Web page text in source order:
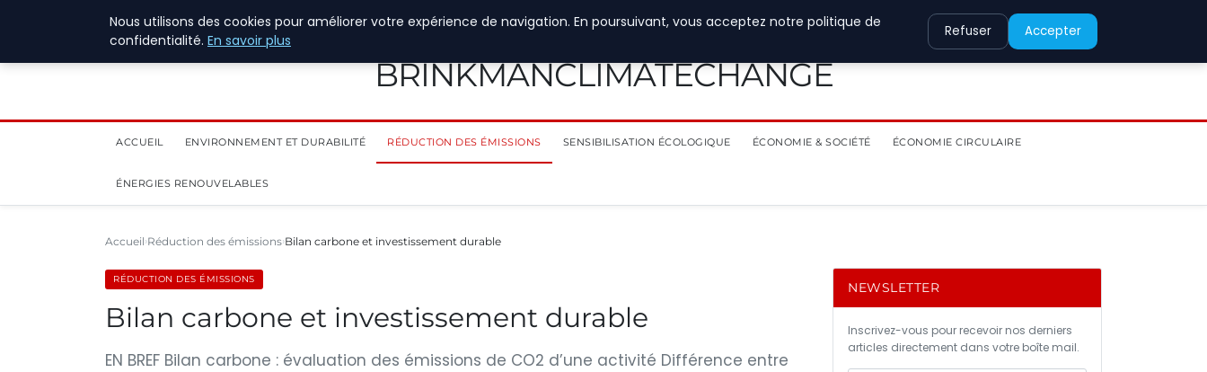
28 juillet 2026
BRINKMANCLIMATECHANGE
ACCUEIL ENVIRONNEMENT ET DURABILITÉ RÉDUCTION DES ÉMISSIONS SENSIBILISATION ÉCOLOGIQUE ÉCONOMIE & SOCIÉTÉ ÉCONOMIE CIRCULAIRE
ÉNERGIES RENOUVELABLES
Accueil Réduction des émissions Bilan carbone et investissement durable
RÉDUCTION DES ÉMISSIONS
Bilan carbone et investissement durable
EN BREF Bilan carbone : évaluation des émissions de CO2 d’une activité Différence entre
NEWSLETTER
Inscrivez-vous pour recevoir nos derniers
articles directement dans votre boîte mail.
Nous utilisons des cookies pour améliorer votre expérience de navigation. En poursuivant, vous acceptez notre politique de
confidentialité. En savoir plus
Refuser Accepter